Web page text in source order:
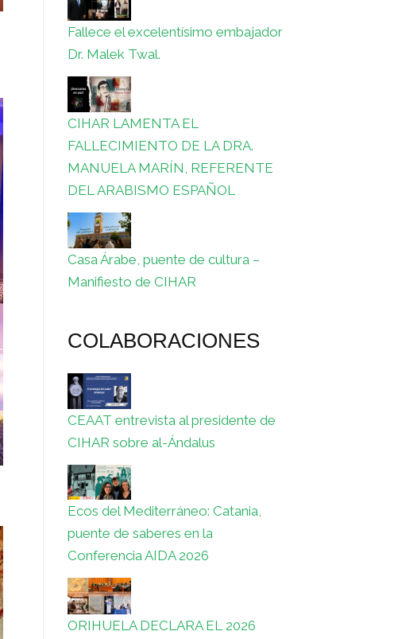
Fallece el excelentísimo embajador
Dr. Malek Twal.
CIHAR LAMENTA EL
FALLECIMIENTO DE LA DRA.
MANUELA MARÍN, REFERENTE
DEL ARABISMO ESPAÑOL
Casa Árabe, puente de cultura –
Manifiesto de CIHAR
COLABORACIONES
CEAAT entrevista al presidente de
CIHAR sobre al-Ándalus
Ecos del Mediterráneo: Catania,
puente de saberes en la
Conferencia AIDA 2026
ORIHUELA DECLARA EL 2026